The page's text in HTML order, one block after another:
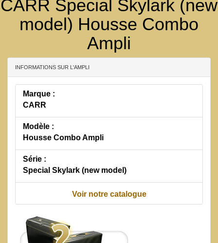
CARR Special Skylark (new
model) Housse Combo
Ampli
INFORMATIONS SUR L'AMPLI
Marque :
CARR
Modèle :
Housse Combo Ampli
Série :
Special Skylark (new model)
Voir notre catalogue